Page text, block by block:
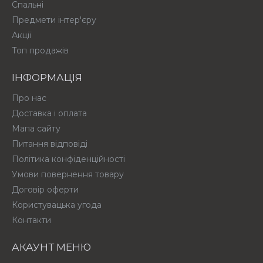
Спальні
Предмети інтер'єру
Акції
Топ продажів
ІНФОРМАЦІЯ
Про нас
Доставка і оплата
Мапа сайту
Питання відповіді
Політика конфіденційності
Умови повернення товару
Договір оферти
Користувацька угода
Контакти
АКАУНТ МЕНЮ